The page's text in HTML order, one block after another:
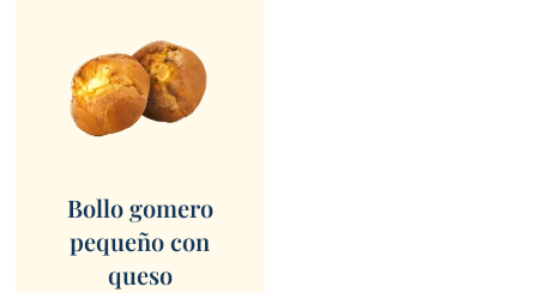
Bollo gomero
pequeño con
queso